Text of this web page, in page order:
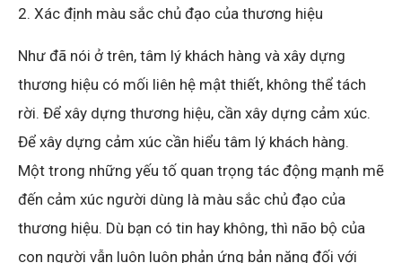
2. Xác định màu sắc chủ đạo của thương hiệu
Như đã nói ở trên, tâm lý khách hàng và xây dựng
thương hiệu có mối liên hệ mật thiết, không thể tách
rời. Để xây dựng thương hiệu, cần xây dựng cảm xúc.
Để xây dựng cảm xúc cần hiểu tâm lý khách hàng.
Một trong những yếu tố quan trọng tác động mạnh mẽ
đến cảm xúc người dùng là màu sắc chủ đạo của
thương hiệu. Dù bạn có tin hay không, thì não bộ của
con người vẫn luôn luôn phản ứng bản năng đối với